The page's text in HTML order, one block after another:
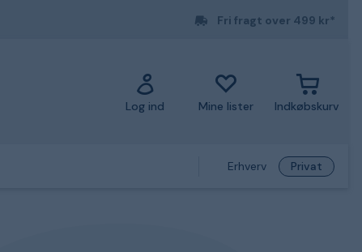
Fri fragt over 499 kr*
Log ind Mine lister Indkøbskurv
Erhverv Privat